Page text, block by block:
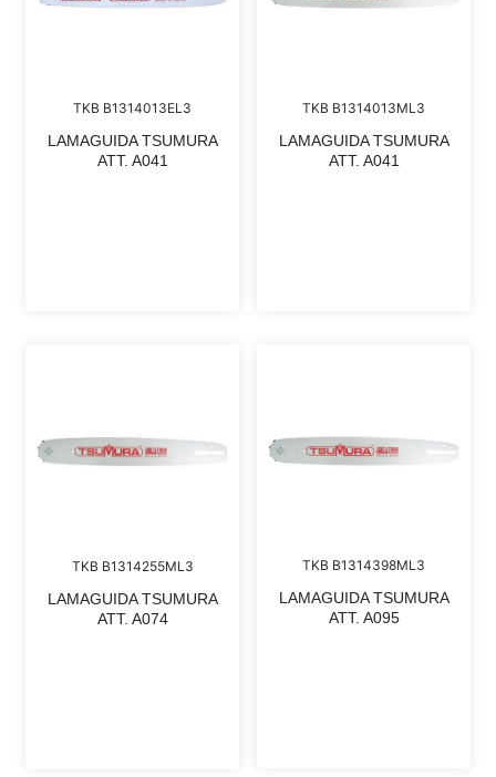
TKB B1314013EL3
LAMAGUIDA TSUMURA
ATT. A041
TKB B1314013ML3
LAMAGUIDA TSUMURA
ATT. A041
TKB B1314255ML3
LAMAGUIDA TSUMURA
ATT. A074
TKB B1314398ML3
LAMAGUIDA TSUMURA
ATT. A095